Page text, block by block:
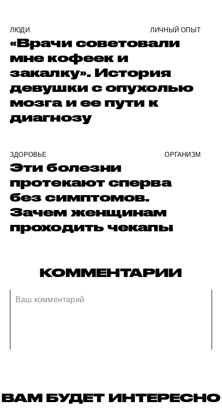
ЛЮДИ ЛИЧНЫЙ ОПЫТ
«Врачи советовали
мне кофеек и
закалку». История
девушки с опухолью
мозга и ее пути к
диагнозу
ЗДОРОВЬЕ ОРГАНИЗМ
Эти болезни
протекают сперва
без симптомов.
Зачем женщинам
проходить чекапы
КОММЕНТАРИИ
ВАМ БУДЕТ ИНТЕРЕСНО